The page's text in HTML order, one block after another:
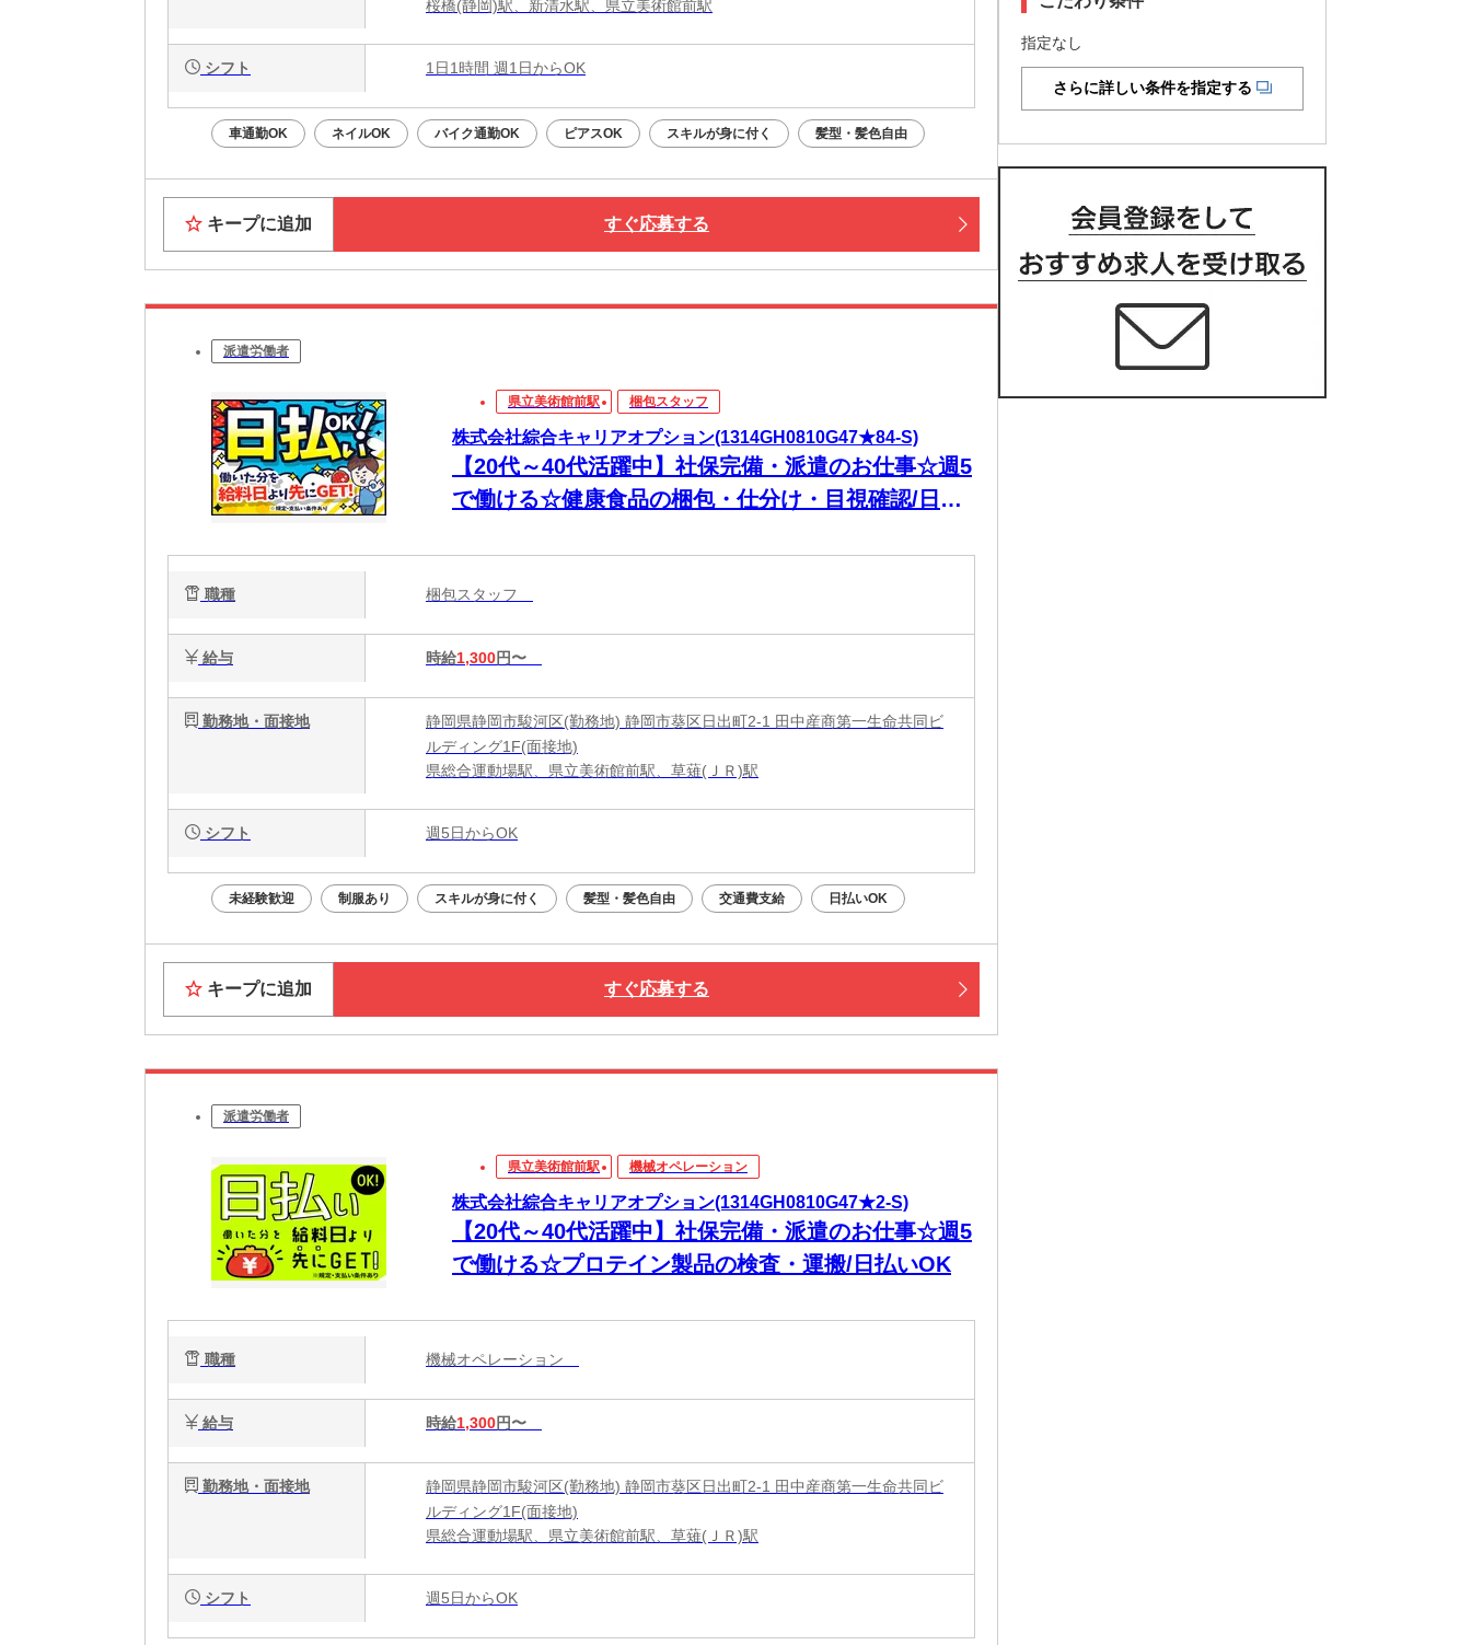
桜橋(静岡)駅、新清水駅、県立美術館前駅
シフト 1日1時間 週1日からOK
車通勤OK ネイルOK バイク通勤OK ピアスOK スキルが身に付く 髪型・髪色自由
キープに追加 すぐ応募する
派遣労働者
県立美術館前駅 梱包スタッフ
株式会社綜合キャリアオプション(1314GH0810G47★84-S)
【20代～40代活躍中】社保完備・派遣のお仕事☆週5
で働ける☆健康食品の梱包・仕分け・目視確認/日払
職種 梱包スタッフ
給与 時給1,300円〜
勤務地・面接地
静岡県静岡市駿河区(勤務地) 静岡市葵区日出町2-1 田中産商第一生命共同ビ
ルディング1F(面接地)
県総合運動場駅、県立美術館前駅、草薙(ＪＲ)駅
シフト 週5日からOK
未経験歓迎 制服あり スキルが身に付く 髪型・髪色自由 交通費支給 日払いOK
キープに追加 すぐ応募する
派遣労働者
県立美術館前駅 機械オペレーション
株式会社綜合キャリアオプション(1314GH0810G47★2-S)
【20代～40代活躍中】社保完備・派遣のお仕事☆週5
で働ける☆プロテイン製品の検査・運搬/日払いOK
職種 機械オペレーション
給与 時給1,300円〜
勤務地・面接地
静岡県静岡市駿河区(勤務地) 静岡市葵区日出町2-1 田中産商第一生命共同ビ
ルディング1F(面接地)
県総合運動場駅、県立美術館前駅、草薙(ＪＲ)駅
シフト 週5日からOK
指定なし
さらに詳しい条件を指定する